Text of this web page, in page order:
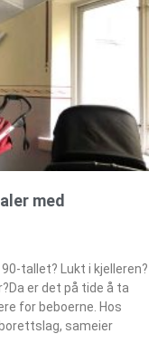
med
tallet? Lukt i kjelleren?
er det på tide å ta
for beboerne. Hos
sameier